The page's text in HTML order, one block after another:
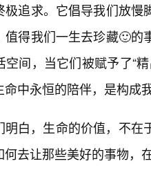
极追求。它倡导我们放
值得我们一生去珍藏🙂
空间，当它们被赋予了“
命中永恒的陪伴，是构成
明白，生命的价值，不
何去让那些美好的事物，